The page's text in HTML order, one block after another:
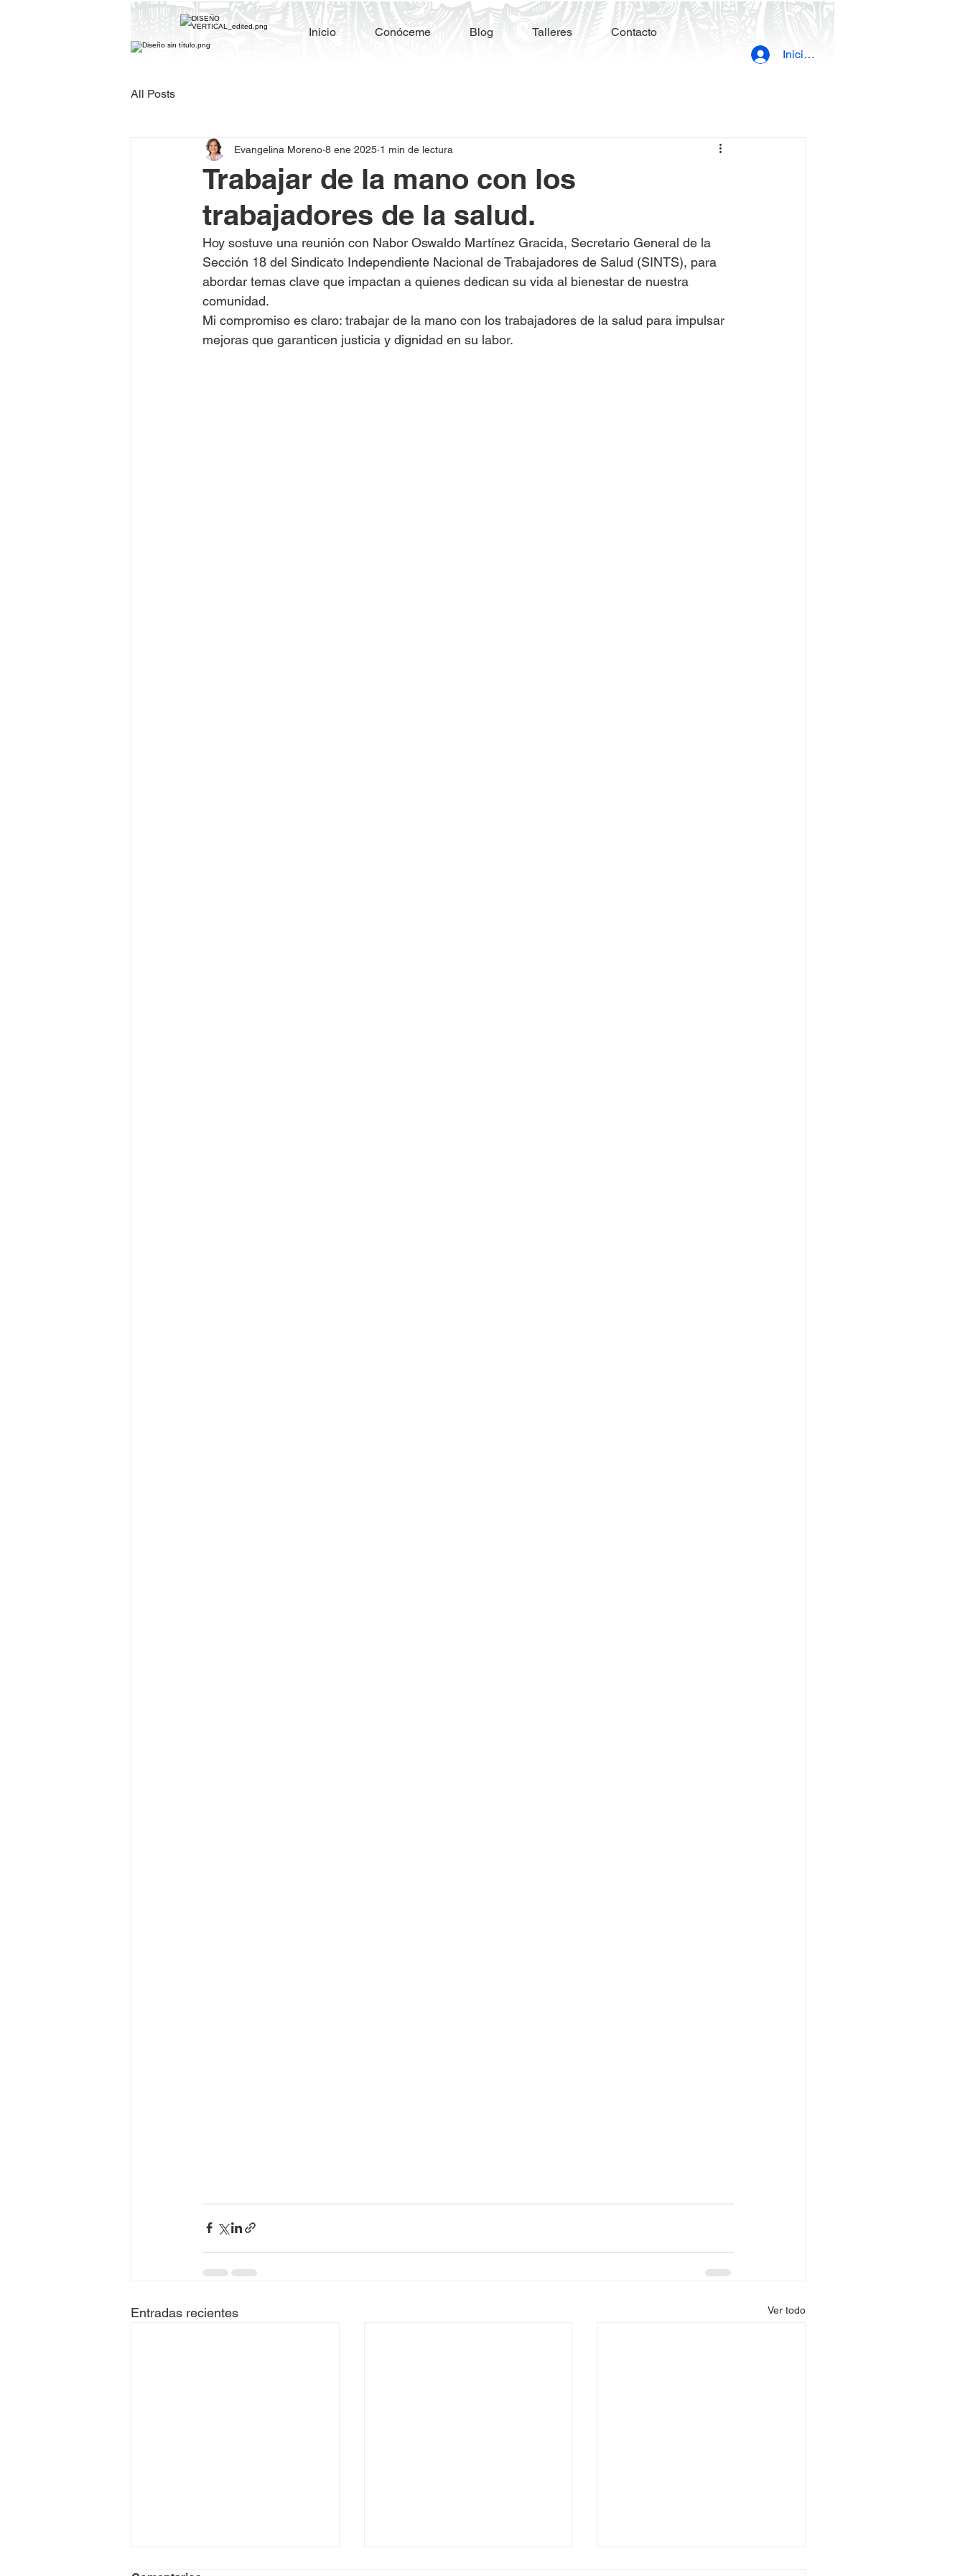
Inicio Conóceme Blog Talleres
Contacto
Iniciar sesión
All Posts
Trabajar de la mano con los
trabajadores de la salud.
Evangelina Moreno 8 ene 2025 1 min de lectura
Hoy sostuve una reunión con Nabor Oswaldo Martínez Gracida, Secretario General de la
Sección 18 del Sindicato Independiente Nacional de Trabajadores de Salud (SINTS), para
abordar temas clave que impactan a quienes dedican su vida al bienestar de nuestra
comunidad.
Mi compromiso es claro: trabajar de la mano con los trabajadores de la salud para impulsar
mejoras que garanticen justicia y dignidad en su labor.
Entradas recientes Ver todo